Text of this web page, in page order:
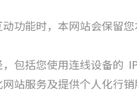
功能时，本网站会保留
包括您使用连线设备的
站服务及提供个人化行